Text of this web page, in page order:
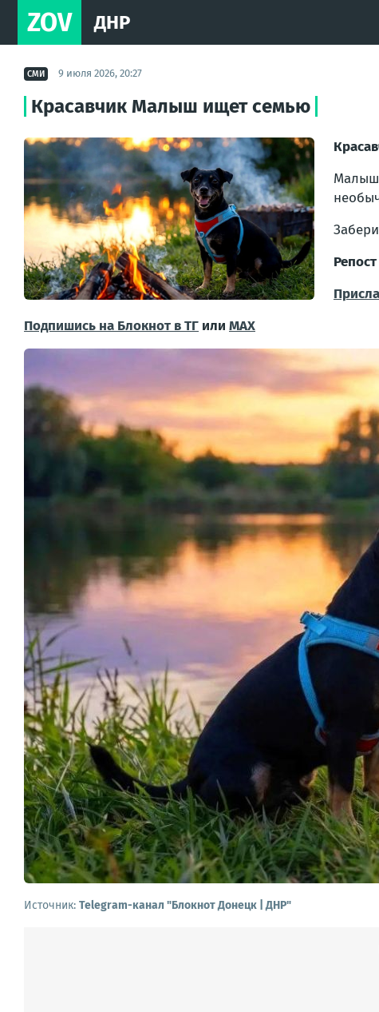
ZOV ДНР
СМИ 9 июля 2026, 20:27
Красавчик Малыш ищет семью
Репост
Подпишись на Блокнот в ТГ или МАХ
Источник: Telegram-канал "Блокнот Донецк | ДНР"